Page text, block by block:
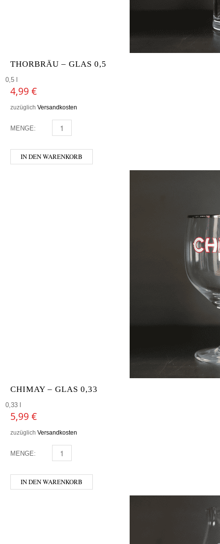
THORBRÄU – GLAS 0,5
0,5 l
4,99 €
zuzüglich Versandkosten
MENGE: THORBRÄU - GLAS 0,5 MENGE
IN DEN WARENKORB
CHIMAY – GLAS 0,33
0,33 l
5,99 €
zuzüglich Versandkosten
MENGE: CHIMAY - GLAS 0,33 MENGE
IN DEN WARENKORB